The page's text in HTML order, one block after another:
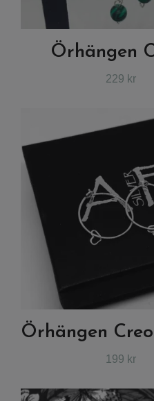
Örhängen
229 kr
Örhängen
199 kr